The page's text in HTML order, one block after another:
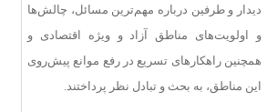
دیدار و طرفین درباره مهم‌ترین مسائل، چالش‌ها
و اولویت‌های مناطق آزاد و ویژه اقتصادی و
همچنین راهکارهای تسریع در رفع موانع پیش‌روی
این مناطق، به بحث و تبادل نظر پرداختند.